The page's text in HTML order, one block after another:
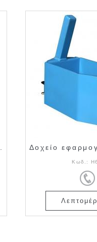
Δοχείο
Κωδ.: